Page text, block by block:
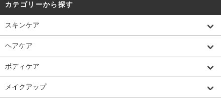
カテゴリーから探す
スキンケア
ヘアケア
ボディケア
メイクアップ